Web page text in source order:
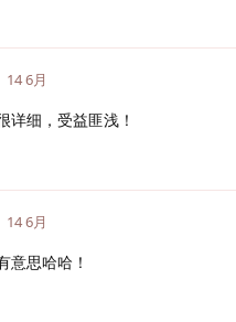
14 6月
详细，受益匪浅！
14 6月
意思哈哈！